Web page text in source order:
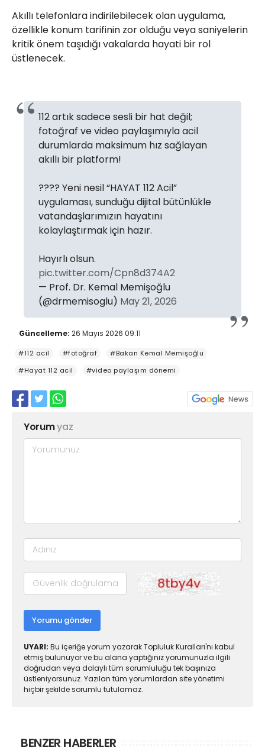
Akıllı telefonlara indirilebilecek olan uygulama,
özellikle konum tarifinin zor olduğu veya saniyelerin
kritik önem taşıdığı vakalarda hayati bir rol
üstlenecek.
112 artık sadece sesli bir hat değil;
fotoğraf ve video paylaşımıyla acil
durumlarda maksimum hız sağlayan
akıllı bir platform!
???? Yeni nesil “HAYAT 112 Acil”
uygulaması, sunduğu dijital bütünlükle
vatandaşlarımızın hayatını
kolaylaştırmak için hazır.
Hayırlı olsun.
pic.twitter.com/Cpn8d374A2
— Prof. Dr. Kemal Memişoğlu
(@drmemisoglu) May 21, 2026
Güncelleme: 26 Mayıs 2026 09:11
#112 acil #fotoğraf
#Bakan Kemal Memişoğlu
#Hayat 112 acil
#video paylaşım dönemi
Yorumyaz
Yorumu gönder
UYARI: Bu içeriğe yorum yazarak Topluluk Kuralları'nı kabul
etmiş bulunuyor ve bu alana yaptığınız yorumunuzla ilgili
doğrudan veya dolaylı tüm sorumluluğu tek başınıza
üstleniyorsunuz. Yazılan tüm yorumlardan site yönetimi
hiçbir şekilde sorumlu tutulamaz.
BENZER HABERLER